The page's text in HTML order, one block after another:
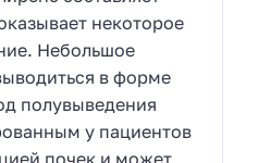
некоторое
Небольшое
в форме
полувыведения
у пациентов
почек и может